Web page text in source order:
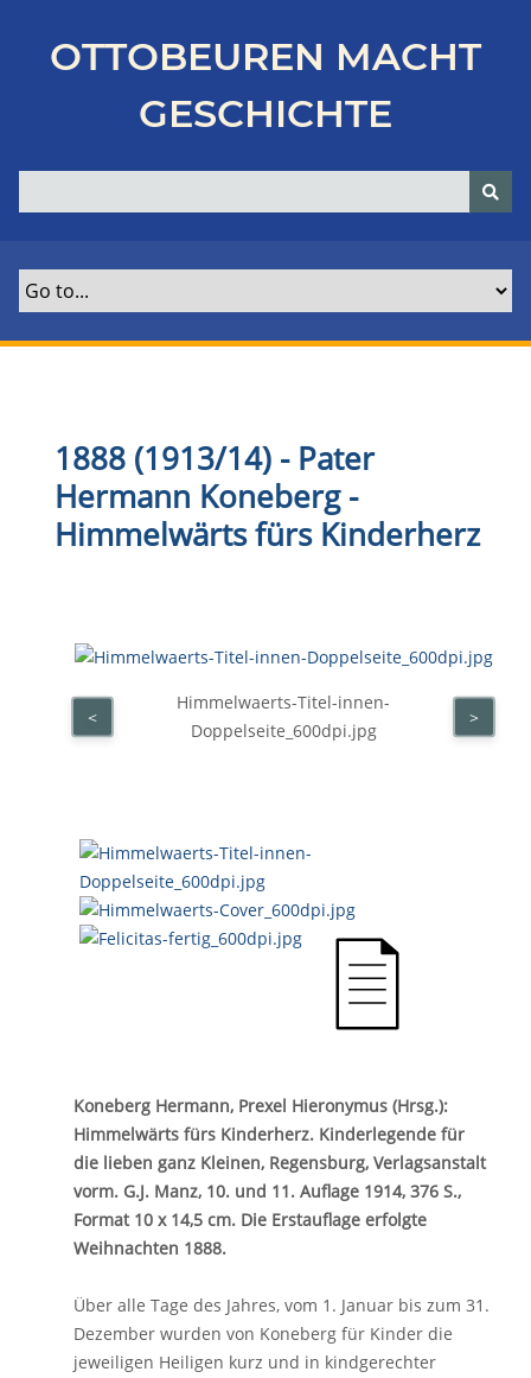
p
OTTOBEUREN MACHT
GESCHICHTE
1888 (1913/14) - Pater
Hermann Koneberg -
Himmelwärts fürs Kinderherz
Himmelwaerts-Titel-innen-
Doppelseite_600dpi.jpg
< >
Koneberg Hermann, Prexel Hieronymus (Hrsg.):
Himmelwärts fürs Kinderherz. Kinderlegende für
die lieben ganz Kleinen, Regensburg, Verlagsanstalt
vorm. G.J. Manz, 10. und 11. Auflage 1914, 376 S.,
Format 10 x 14,5 cm. Die Erstauflage erfolgte
Weihnachten 1888.
Über alle Tage des Jahres, vom 1. Januar bis zum 31.
Dezember wurden von Koneberg für Kinder die
jeweiligen Heiligen kurz und in kindgerechter